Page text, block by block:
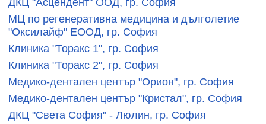
ДКЦ "Асцендент" ООД, гр. София
МЦ по регенеративна медицина и дълголетие
"Оксилайф" ЕООД, гр. София
Клиника "Торакс 1", гр. София
Клиника "Торакс 2", гр. София
Медико-дентален център "Орион", гр. София
Медико-дентален център "Кристал", гр. София
ДКЦ "Света София" - Люлин, гр. София